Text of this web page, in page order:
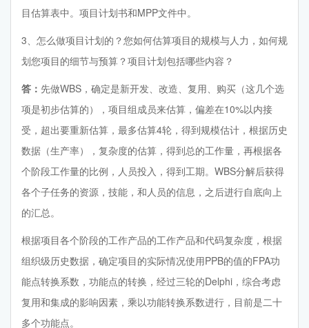
目估算表中。项目计划书和MPP文件中。
3、怎么做项目计划的？您如何估算项目的规模与人力，如何规
划您项目的细节与预算？项目计划包括哪些内容？
答： 先做WBS，确定是新开发、改造、复用、购买（这几个选
项是初步估算的），项目组成员来估算，偏差在10%以内接
受，超出要重新估算，最多估算4轮，得到规模估计，根据历史
数据（生产率），复杂度的估算，得到总的工作量，再根据各
个阶段工作量的比例，人员投入，得到工期。WBS分解后获得
各个子任务的资源，技能，和人员的信息，之后进行自底向上
的汇总。
根据项目各个阶段的工作产品的工作产品和代码复杂度，根据
组织级历史数据，确定项目的实际情况使用PPB的值的FPA功
能点转换系数，功能点的转换，经过三轮的Delphi，综合考虑
复用和集成的影响因素，乘以功能转换系数进行，目前是二十
多个功能点。